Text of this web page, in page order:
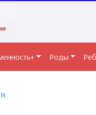
Роды